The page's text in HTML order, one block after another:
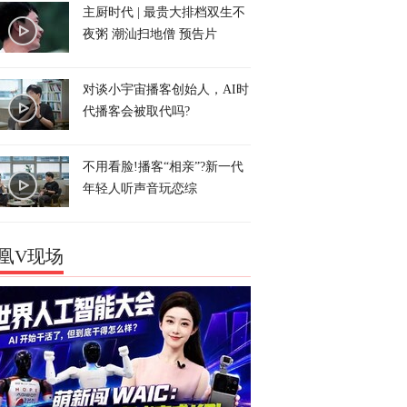
主厨时代 | 最贵大排档双生不
夜粥 潮汕扫地僧 预告片
对谈小宇宙播客创始人，AI时
代播客会被取代吗?
不用看脸!播客“相亲”?新一代
年轻人听声音玩恋综
V现场